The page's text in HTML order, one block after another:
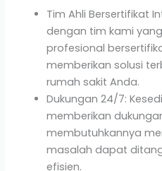
Tim Ahli Bersertifikat
dengan tim kami
profesional
memberikan solusi
rumah sakit Anda.
Dukungan 24/7:
memberikan
membutuhkannya
masalah dapat
efisien.